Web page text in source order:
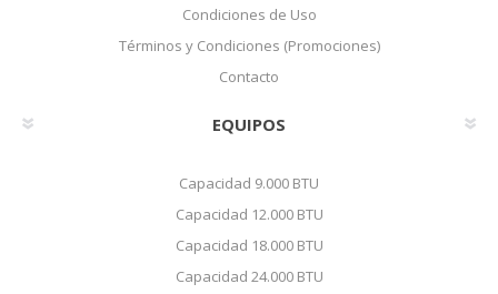
Condiciones de Uso
Términos y Condiciones (Promociones)
Contacto
EQUIPOS
Capacidad 9.000 BTU
Capacidad 12.000 BTU
Capacidad 18.000 BTU
Capacidad 24.000 BTU